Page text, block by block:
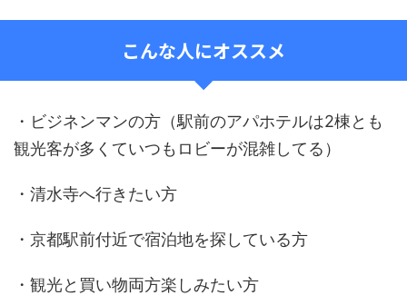
こんな人にオススメ
・ビジネンマンの方（駅前のアパホテルは2棟とも
観光客が多くていつもロビーが混雑してる）
・清水寺へ行きたい方
・京都駅前付近で宿泊地を探している方
・観光と買い物両方楽しみたい方